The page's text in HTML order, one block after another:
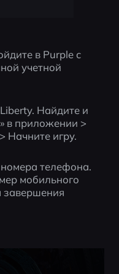
в Purple с
учетной
Найдите и
в приложении >
Начните игру.
телефона.
мобильного
завершения